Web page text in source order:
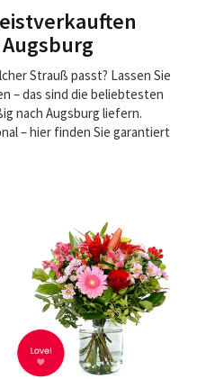
Strauß passt? Lassen Sie
– das sind die beliebtesten
nach Augsburg liefern.
– hier finden Sie garantiert